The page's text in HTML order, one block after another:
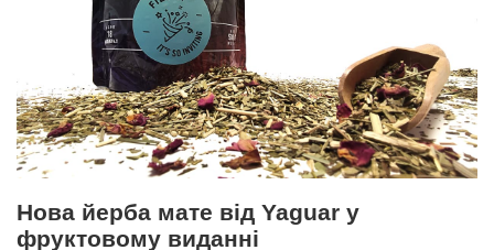
Нова йерба мате від Yaguar у
фруктовому виданні